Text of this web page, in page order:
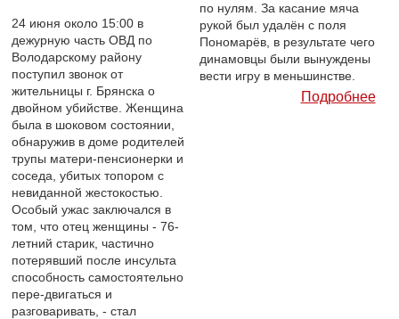
24 июня около 15:00 в
дежурную часть ОВД по
Володарскому району
поступил звонок от
жительницы г. Брянска о
двойном убийстве. Женщина
была в шоковом состоянии,
обнаружив в доме родителей
трупы матери-пенсионерки и
соседа, убитых топором с
невиданной жестокостью.
Особый ужас заключался в
том, что отец женщины - 76-
летний старик, частично
потерявший после инсульта
способность самостоятельно
пере-двигаться и
разговаривать, - стал
по нулям. За касание мяча
рукой был удалён с поля
Пономарёв, в результате чего
динамовцы были вынуждены
вести игру в меньшинстве.
Подробнее